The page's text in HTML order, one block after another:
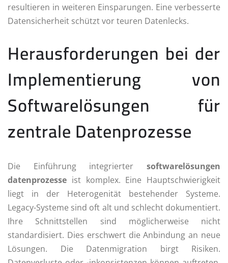
resultieren in weiteren Einsparungen. Eine verbesserte
Datensicherheit schützt vor teuren Datenlecks.
Herausforderungen bei der
Implementierung von
Softwarelösungen für
zentrale Datenprozesse
Die Einführung integrierter softwarelösungen
datenprozesse ist komplex. Eine Hauptschwierigkeit
liegt in der Heterogenität bestehender Systeme.
Legacy-Systeme sind oft alt und schlecht dokumentiert.
Ihre Schnittstellen sind möglicherweise nicht
standardisiert. Dies erschwert die Anbindung an neue
Lösungen. Die Datenmigration birgt Risiken.